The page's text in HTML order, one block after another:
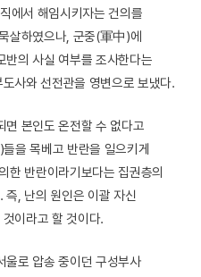
에서 해임시키자는 건의를
살하였으나, 군중(軍中)에
반의 사실 여부를 조사한다는
사와 선전관을 영변으로 보냈다.
면 본인도 온전할 수 없다고
을 목베고 반란을 일으키게
한 반란이라기보다는 집권층의
즉, 난의 원인은 이괄 자신
이라고 할 것이다.
울로 압송 중이던 구성부사